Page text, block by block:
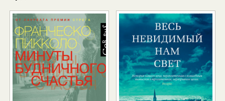
Часть 3. Глава 44
Глава 45
Глава 46
Глава 47
Глава 48